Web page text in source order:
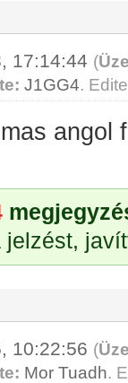
17:14:44 (
J1GG4.
angol
jelzést,
10:22:56 (
Mor Tuadh.